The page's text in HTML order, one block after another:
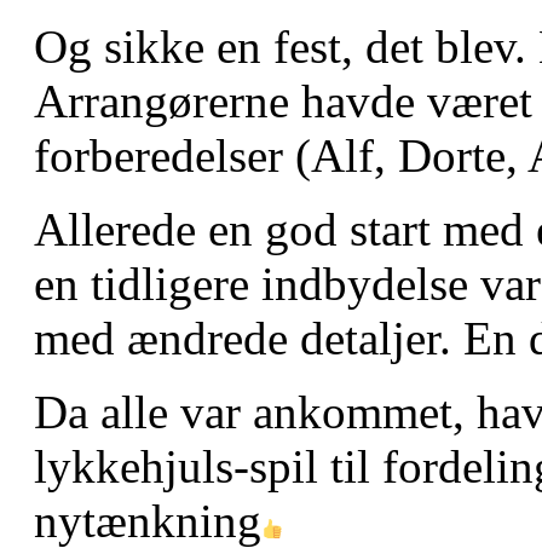
Og sikke en fest, det
Arrangørerne havde
forberedelser (Alf, Dorte,
Allerede en god start
en tidligere indbydelse
med ændrede detaljer. En
Da alle var ankommet,
lykkehjuls-spil til
nytænkning